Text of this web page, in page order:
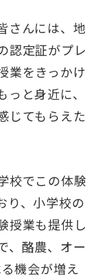
さんには、地
認定証がプレ
業をきっかけ
と身近に、
じてもらえた
校でこの体験
り、小学校の
授業も提供し
、酪農、オー
機会が増え